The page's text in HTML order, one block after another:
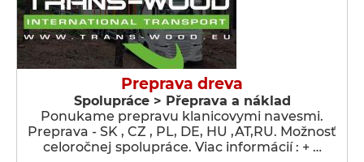
Preprava dreva
Spolupráce > Přeprava a náklad
Ponukame prepravu klanicovymi navesmi.
Preprava - SK , CZ , PL, DE, HU ,AT,RU. Možnosť
celoročnej spolupráce. Viac informácií : + …